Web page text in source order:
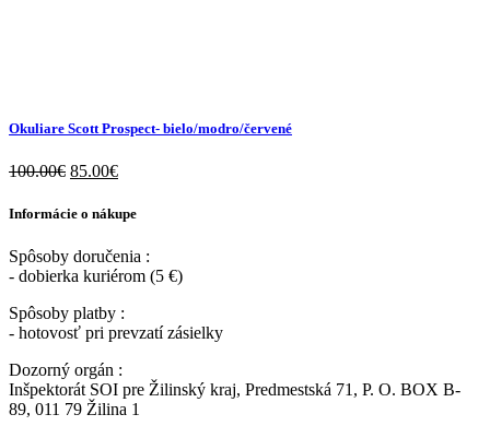
Okuliare Scott Prospect- bielo/modro/červené
100.00€ 85.00€
Informácie o nákupe
Spôsoby doručenia :
- dobierka kuriérom (5 €)
Spôsoby platby :
- hotovosť pri prevzatí zásielky
Dozorný orgán :
Inšpektorát SOI pre Žilinský kraj, Predmestská 71, P. O. BOX B-
89, 011 79 Žilina 1